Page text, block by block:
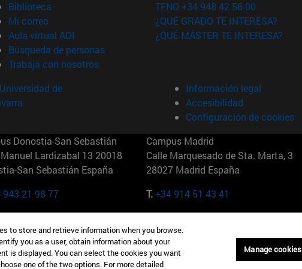
Biblioteca (abre en nueva ventana)
Mi correo(abre en nueva ventana)
Aula virtual ADI (abre en nueva ventana)
Búsqueda de personas(abre en nueva ventana)
Trabaja con nosotros(abre en nueva ventana)
TFNO +34 948 42 56 00
¿QUÉ GRADO TE INTERESA?
¿QUÉ MÁSTER TE INTERESA?
de
Información legal
Accesibilidad
Configuración de cookies
Donostia-San Sebastián
Manuel Lardizabal 13 20018
San Sebastián España
943 21 98 77
Campus Madrid
Calle Marquesado de Sta. Marta, 3
28027 Madrid España
T.+34 914 51 43 41
57th St 10019-2201 Nueva York Maria-Theresia-Straße 15 81675
Múnich Alemania
to store and retrieve information when you browse.
you as a user, obtain information about your
is displayed. You can select the cookies you want
one of the two options. For more detailed
Manage cookies